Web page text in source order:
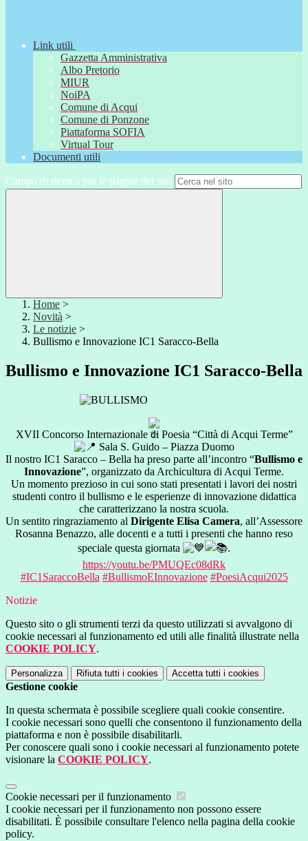
Link utili
Gazzetta Amministrativa
Albo Pretorio
MIUR
NoiPA
Comune di Acqui
Comune di Ponzone
Piattaforma SOFIA
Virtual Tour
Documenti utili
Campo di ricerca per le pagine del sito
Home >
Novità >
Le notizie >
Bullismo e Innovazione IC1 Saracco-Bella
Bullismo e Innovazione IC1 Saracco-Bella
XVII Concorso Internazionale di Poesia “Città di Acqui Terme”
Sala S. Guido – Piazza Duomo
Il nostro IC1 Saracco – Bella ha preso parte all’incontro “Bullismo e
Innovazione”, organizzato da Archicultura di Acqui Terme.
Un momento prezioso in cui sono stati presentati i lavori dei nostri
studenti contro il bullismo e le esperienze di innovazione didattica
che caratterizzano la nostra scuola.
Un sentito ringraziamento al Dirigente Elisa Camera, all’Assessore
Rosanna Benazzo, alle docenti e a tutti i presenti che hanno reso
speciale questa giornata
.
https://youtu.be/PMUQEc08dRk
#IC1SaraccoBella #BullismoEInnovazione #PoesiAcqui2025
Notizie
Questo sito o gli strumenti terzi da questo utilizzati si avvalgono di
cookie necessari al funzionamento ed utili alle finalità illustrate nella
COOKIE POLICY.
Personalizza Rifiuta tutti i cookies Accetta tutti i cookies
Gestione cookie
In questa schermata è possibile scegliere quali cookie consentire.
I cookie necessari sono quelli che consentono il funzionamento della
piattaforma e non è possibile disabilitarli.
Per conoscere quali sono i cookie necessari al funzionamento potete
visionare la COOKIE POLICY.
Cookie necessari per il funzionamento
I cookie necessari per il funzionamento non possono essere
disabilitati. È possibile consultare l'elenco nella pagina della cookie
policy.